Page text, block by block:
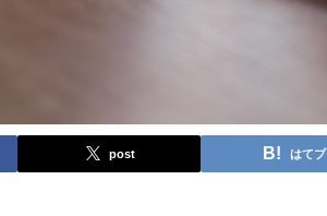
post はてブ